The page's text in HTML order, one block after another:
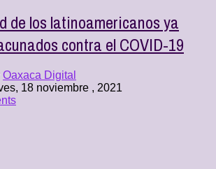
de los latinoamericanos ya
contra el COVID-19
Oaxaca Digital
18 noviembre , 2021